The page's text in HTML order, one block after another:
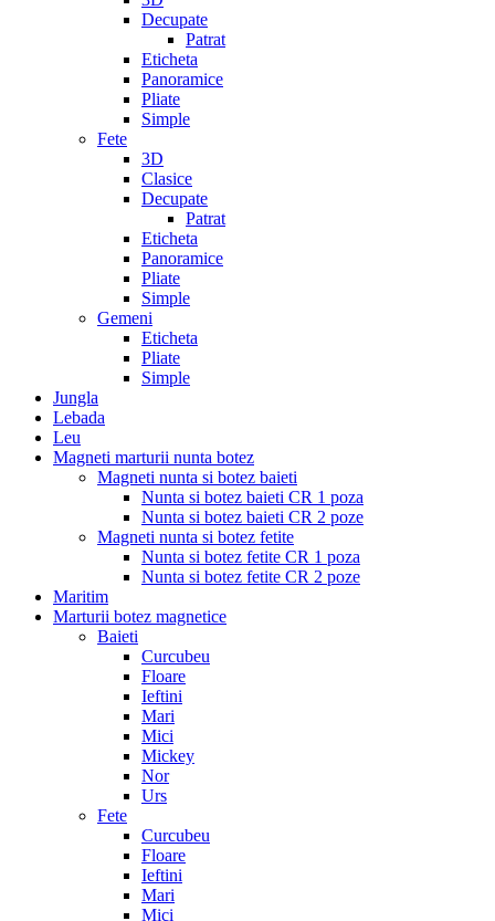
Decupate
Patrat
Eticheta
Panoramice
Pliate
Simple
Fete
3D
Clasice
Decupate
Patrat
Eticheta
Panoramice
Pliate
Simple
Gemeni
Eticheta
Pliate
Simple
Jungla
Lebada
Leu
Magneti marturii nunta botez
Magneti nunta si botez baieti
Nunta si botez baieti CR 1 poza
Nunta si botez baieti CR 2 poze
Magneti nunta si botez fetite
Nunta si botez fetite CR 1 poza
Nunta si botez fetite CR 2 poze
Maritim
Marturii botez magnetice
Baieti
Curcubeu
Floare
Ieftini
Mari
Mici
Mickey
Nor
Urs
Fete
Curcubeu
Floare
Ieftini
Mari
Mici